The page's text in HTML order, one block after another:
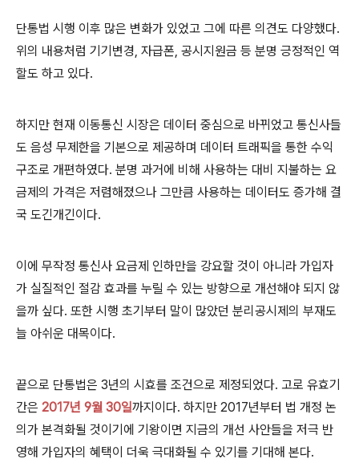
단통법 시행 이후 많은 변화가 있었고 그에 따른 의견도 다양했다.
위의 내용처럼 기기변경, 자급폰, 공시지원금 등 분명 긍정적인 역
할도 하고 있다.
하지만 현재 이동통신 시장은 데이터 중심으로 바뀌었고 통신사들
도 음성 무제한을 기본으로 제공하며 데이터 트래픽을 통한 수익
구조로 개편하였다. 분명 과거에 비해 사용하는 대비 지불하는 요
금제의 가격은 저렴해졌으나 그만큼 사용하는 데이터도 증가해 결
국 도긴개긴이다.
이에 무작정 통신사 요금제 인하만을 강요할 것이 아니라 가입자
가 실질적인 절감 효과를 누릴 수 있는 방향으로 개선해야 되지 않
을까 싶다. 또한 시행 초기부터 말이 많았던 분리공시제의 부재도
늘 아쉬운 대목이다.
끝으로 단통법은 3년의 시효를 조건으로 제정되었다. 고로 유효기
간은 2017년 9월 30일까지이다. 하지만 2017년부터 법 개정 논
의가 본격화될 것이기에 기왕이면 지금의 개선 사안들을 저극 반
영해 가입자의 혜택이 더욱 극대화될 수 있기를 기대해 본다.